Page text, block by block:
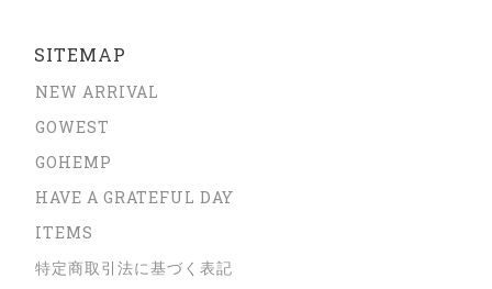
SITEMAP
NEW ARRIVAL
GOWEST
GOHEMP
HAVE A GRATEFUL DAY
ITEMS
特定商取引法に基づく表記